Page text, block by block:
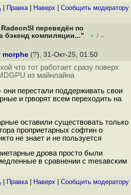
Правка| Наверх Cообщить модератору
переведён по
бэкенд компиляции..."
+ / –
morphe (?), 31-Окт-25, 01:50
что тот работает сразу поверх
из майнлайна
они перестали поддерживать свои
и грворят всем переходить на
оставили существовать только
проприетарных софтин о
не знает и не пользуется
дрова просто были
в сравнении с mesaвским
Правка| Наверх Cообщить модератору